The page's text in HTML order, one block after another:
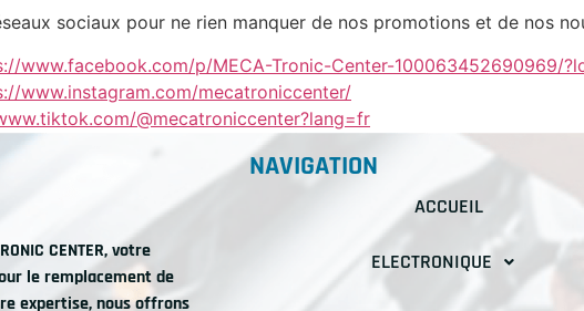
sociaux pour ne rien manquer de nos promotions et de nos
www.facebook.com/p/MECA-Tronic-Center-100063452690969/
www.instagram.com/mecatroniccenter/
@mecatroniccenter?lang=fr
CENTER, votre
le remplacement de
expertise, nous offrons
NAVIGATION
ACCUEIL
ELECTRONIQUE